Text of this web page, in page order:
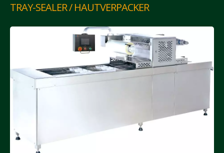
TRAY-SEALER / HAUTVERPACKER